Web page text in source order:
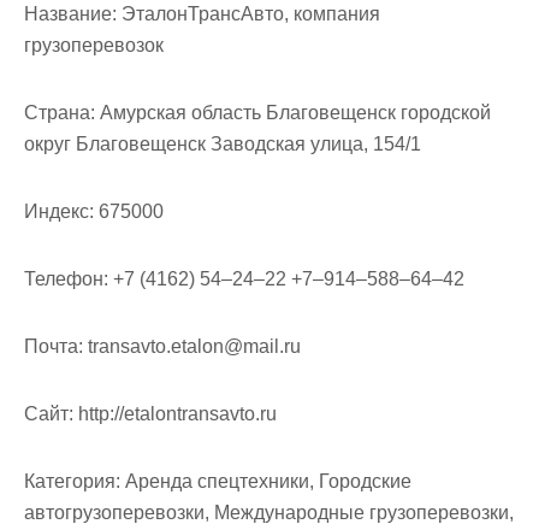
Название: ЭталонТрансАвто, компания
грузоперевозок
Страна: Амурская область Благовещенск городской
округ Благовещенск Заводская улица, 154/1
Индекс: 675000
Телефон: +7 (4162) 54‒24‒22 +7‒914‒588‒64‒42
Почта: transavto.etalon@mail.ru
Cайт: http://etalontransavto.ru
Категория: Аренда спецтехники, Городские
автогрузоперевозки, Международные грузоперевозки,